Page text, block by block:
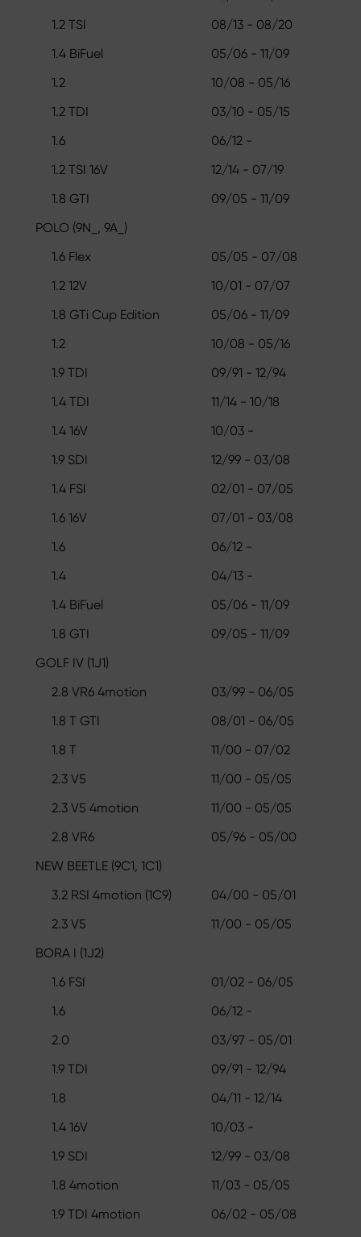
1.2 TSI
08/13 - 08/20
1.4 BiFuel
05/06 - 11/09
1.2
10/08 - 05/16
1.2 TDI
03/10 - 05/15
1.6
06/12 -
1.2 TSI 16V
12/14 - 07/19
1.8 GTI
09/05 - 11/09
POLO (9N_, 9A_)
1.6 Flex
05/05 - 07/08
1.2 12V
10/01 - 07/07
1.8 GTi Cup Edition
05/06 - 11/09
1.2
10/08 - 05/16
1.9 TDI
09/91 - 12/94
1.4 TDI
11/14 - 10/18
1.4 16V
10/03 -
1.9 SDI
12/99 - 03/08
1.4 FSI
02/01 - 07/05
1.6 16V
07/01 - 03/08
1.6
06/12 -
1.4
04/13 -
1.4 BiFuel
05/06 - 11/09
1.8 GTI
09/05 - 11/09
GOLF IV (1J1)
2.8 VR6 4motion
03/99 - 06/05
1.8 T GTI
08/01 - 06/05
1.8 T
11/00 - 07/02
2.3 V5
11/00 - 05/05
2.3 V5 4motion
11/00 - 05/05
2.8 VR6
05/96 - 05/00
NEW BEETLE (9C1, 1C1)
3.2 RSI 4motion (1C9)
04/00 - 05/01
2.3 V5
11/00 - 05/05
BORA I (1J2)
1.6 FSI
01/02 - 06/05
1.6
06/12 -
2.0
03/97 - 05/01
1.9 TDI
09/91 - 12/94
1.8
04/11 - 12/14
1.4 16V
10/03 -
1.9 SDI
12/99 - 03/08
1.8 4motion
11/03 - 05/05
1.9 TDI 4motion
06/02 - 05/08